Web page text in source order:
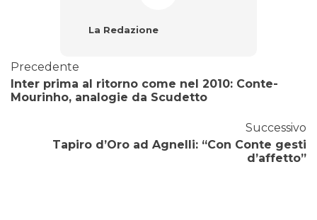
La Redazione
Precedente
Inter prima al ritorno come nel 2010: Conte-
Mourinho, analogie da Scudetto
Successivo
Tapiro d’Oro ad Agnelli: “Con Conte gesti
d’affetto”